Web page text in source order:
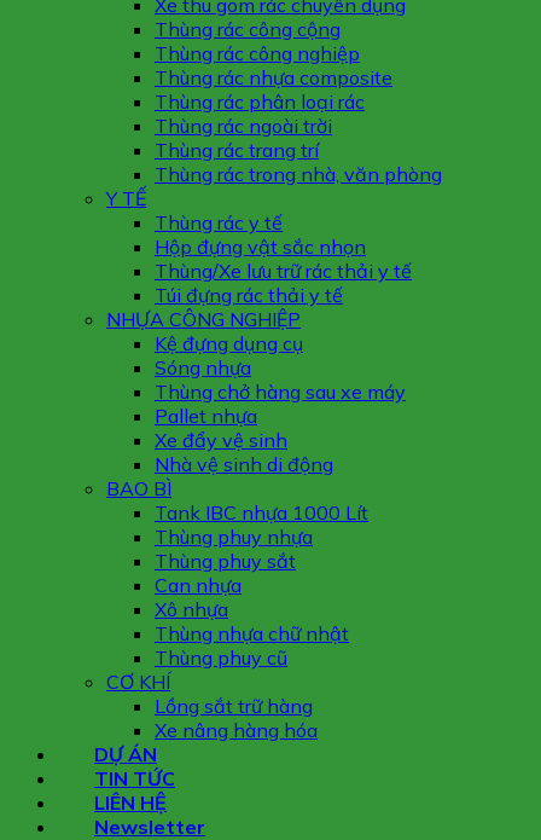
Thùng rác công cộng
Thùng rác công nghiệp
Thùng rác nhựa composite
Thùng rác phân loại rác
Thùng rác ngoài trời
Thùng rác trang trí
Thùng rác trong nhà, văn phòng
Y TẾ
Thùng rác y tế
Hộp đựng vật sắc nhọn
Thùng/Xe lưu trữ rác thải y tế
Túi đựng rác thải y tế
NHỰA CÔNG NGHIỆP
Kệ đựng dụng cụ
Sóng nhựa
Thùng chở hàng sau xe máy
Pallet nhựa
Xe đẩy vệ sinh
Nhà vệ sinh di động
BAO BÌ
Tank IBC nhựa 1000 Lít
Thùng phuy nhựa
Thùng phuy sắt
Can nhựa
Xô nhựa
Thùng nhựa chữ nhật
Thùng phuy cũ
CƠ KHÍ
Lồng sắt trữ hàng
Xe nâng hàng hóa
DỰ ÁN
TIN TỨC
LIÊN HỆ
Newsletter